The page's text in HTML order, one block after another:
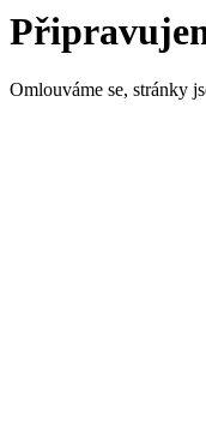
Omlouváme se, stránky